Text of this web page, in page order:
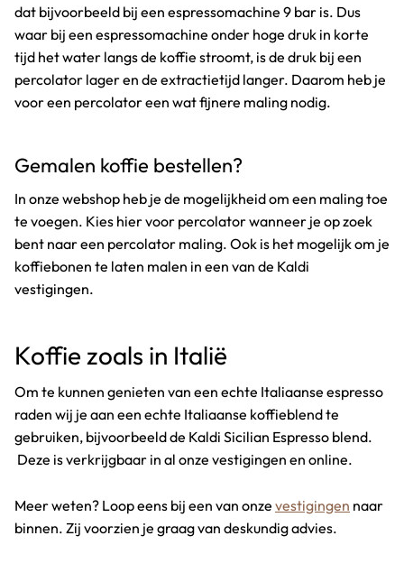
dat bijvoorbeeld bij een espressomachine 9 bar is. Dus
waar bij een espressomachine onder hoge druk in korte
tijd het water langs de koffie stroomt, is de druk bij een
percolator lager en de extractietijd langer. Daarom heb je
voor een percolator een wat fijnere maling nodig.
Gemalen koffie bestellen?
In onze webshop heb je de mogelijkheid om een maling toe
te voegen. Kies hier voor percolator wanneer je op zoek
bent naar een percolator maling. Ook is het mogelijk om je
koffiebonen te laten malen in een van de Kaldi
vestigingen.
Koffie zoals in Italië
Om te kunnen genieten van een echte Italiaanse espresso
raden wij je aan een echte Italiaanse koffieblend te
gebruiken, bijvoorbeeld de Kaldi Sicilian Espresso blend.
Deze is verkrijgbaar in al onze vestigingen en online.
Meer weten? Loop eens bij een van onze vestigingen naar
binnen. Zij voorzien je graag van deskundig advies.